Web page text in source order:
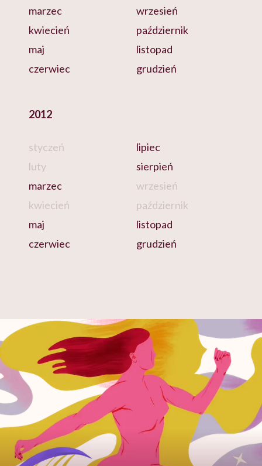
marzec
kwiecień
maj
czerwiec
wrzesień
październik
listopad
grudzień
2012
styczeń
luty
marzec
kwiecień
maj
czerwiec
lipiec
sierpień
wrzesień
październik
listopad
grudzień